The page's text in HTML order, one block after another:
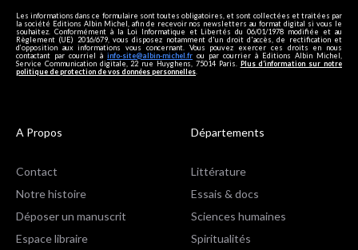
Les informations dans ce formulaire sont toutes obligatoires, et sont collectées et traitées par
la société Editions Albin Michel, afin de recevoir nos newsletters au format digital si vous le
souhaitez. Conformément à la Loi Informatique et Libertés du 06/01/1978 modifiée et au
Règlement (UE) 2016/679, vous disposez notamment d'un droit d'accès, de rectification et
d’opposition aux informations vous concernant. Vous pouvez exercer ces droits en nous
contactant par courriel à info-site@albin-michel.fr ou par courrier à Editions Albin Michel,
Service Communication digitale, 22 rue Huyghens, 75014 Paris. Plus d’information sur notre
politique de protection de vos données personnelles
A Propos
Contact
Notre histoire
Déposer un manuscrit
Espace libraire
Départements
Littérature
Essais & docs
Sciences humaines
Spiritualités